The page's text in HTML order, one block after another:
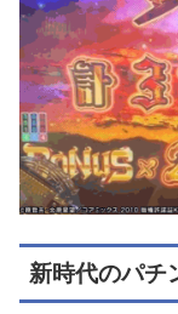
新時代のパ